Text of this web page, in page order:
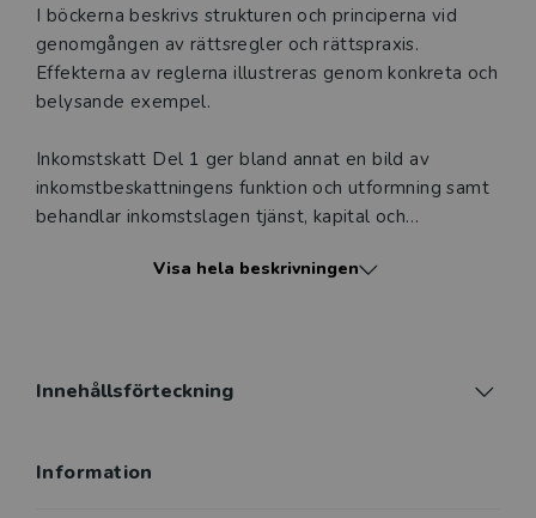
I böckerna beskrivs strukturen och principerna vid
genomgången av rättsregler och rättspraxis.
Effekterna av reglerna illustreras genom konkreta och
belysande exempel.
Inkomstskatt Del 1 ger bland annat en bild av
inkomstbeskattningens funktion och utformning samt
behandlar inkomstslagen tjänst, kapital och
företags­beskattningen.
struktur, omfattande redovisning av eller hänvisning
som kurslitteratur för vidareutbildningar.
Visa hela beskrivningen
Innehållsförteckning
Information